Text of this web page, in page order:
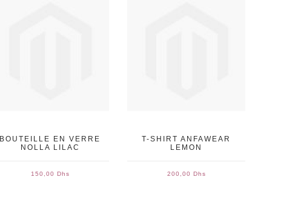
BOUTEILLE EN VERRE
NOLLA LILAC
150,00 Dhs
T-SHIRT ANFAWEAR
LEMON
200,00 Dhs